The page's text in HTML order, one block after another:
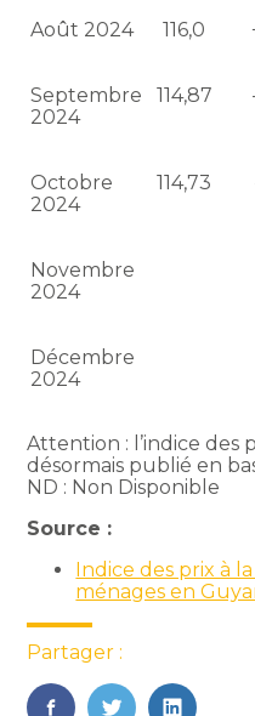
Août 2024 116,0
Septembre
2024
114,87
Octobre
2024
114,73
Novembre
2024
Décembre
2024
Attention : l’indice des
désormais publié en
ND : Non Disponible
Source :
Indice des prix à
ménages en
Partager :